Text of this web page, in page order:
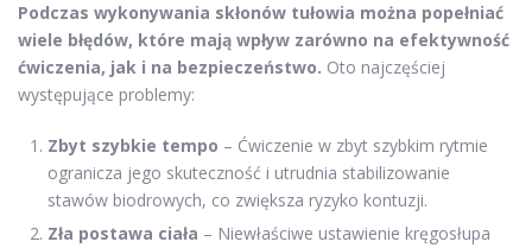
Podczas wykonywania skłonów tułowia można popełniać
wiele błędów, które mają wpływ zarówno na efektywność
ćwiczenia, jak i na bezpieczeństwo. Oto najczęściej
występujące problemy:
Zbyt szybkie tempo – Ćwiczenie w zbyt szybkim rytmie
ogranicza jego skuteczność i utrudnia stabilizowanie
stawów biodrowych, co zwiększa ryzyko kontuzji.
Zła postawa ciała – Niewłaściwe ustawienie kręgosłupa